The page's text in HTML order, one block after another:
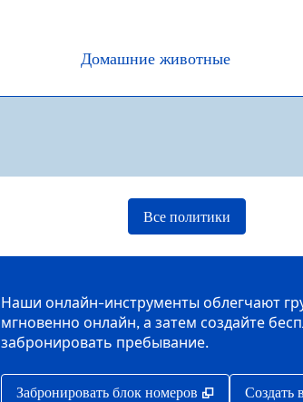
Домашние животные
Все политики
Наши онлайн-инструменты облегчают
мгновенно онлайн, а затем создайте
забронировать пребывание.
Забронировать блок номеров , Создать